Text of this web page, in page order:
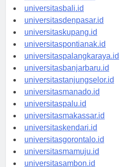
universitasbanten.id
universitasbali.id
universitasdenpasar.id
universitaskupang.id
universitaspontianak.id
universitaspalangkaraya.id
universitasbanjarbaru.id
universitastanjungselor.id
universitasmanado.id
universitaspalu.id
universitasmakassar.id
universitaskendari.id
universitasgorontalo.id
universitasmamuju.id